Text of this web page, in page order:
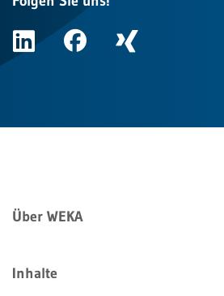
Über WEKA
Inhalte